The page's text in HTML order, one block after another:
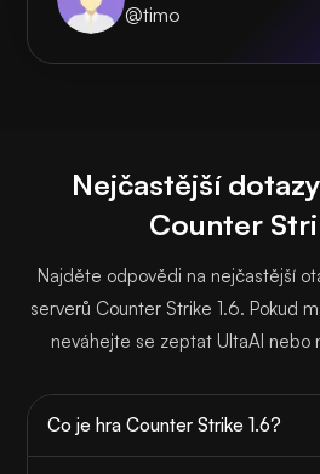
@timo
Nejčastější
Counter
Najděte odpovědi na nejčastější
serverů Counter Strike 1.6. Pokud
neváhejte se zeptat UltaAI nebo
Co je hra Counter Strike 1.6?